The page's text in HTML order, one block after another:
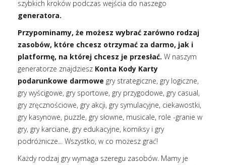
szybkich kroków podczas wejścia do naszego
generatora.
Przypominamy, że możesz wybrać zarówno rodzaj
zasobów, które chcesz otrzymać za darmo, jak i
platformę, na której chcesz je przesłać. W naszym
generatorze znajdziesz Konta Kody Karty
podarunkowe darmowe gry strategiczne, gry logiczne,
gry wyścigowe, gry sportowe, gry przygodowe, gry casual,
gry zręcznościowe, gry akcji, gry symulacyjne, ciekawostki,
gry kasynowe, puzzle, gry słowne, musicale, role -granie w
gry, gry karciane, gry edukacyjne, komiksy i gry
podróżnicze... Wszystko, w co możesz grać!
Każdy rodzaj gry wymaga szeregu zasobów. Mamy je